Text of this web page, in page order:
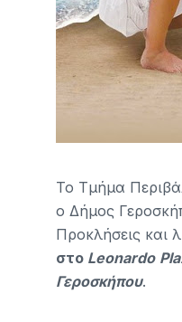
Το Τμήμα
ο Δήμος
Προκλήσεις και
στο Leonardo
Γεροσκήπου.